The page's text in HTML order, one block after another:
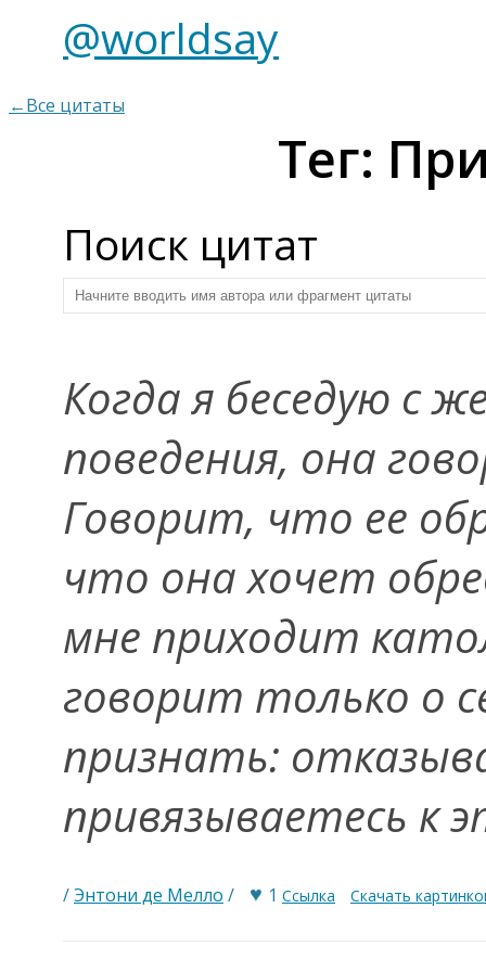
@worldsay
←Все цитаты
Тег:
Поиск цитат
Когда я беседую с
поведения, она
Говорит, что ее
что она хочет
мне прихо­дит
говорит только о
признать:
привязываетесь к
/Энтони де Мелло / ♥ 1 Ссылка Скачать